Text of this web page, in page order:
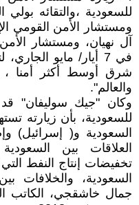
للسعودية ،والتقائه
ومستشار الأمن القومي
آل نهيان، ومستشار
في 7 أيار/ مايو
شرق أوسط أكثر أمنا ،
والعالم".
وكان "جيك سوليفان"
للسعودية، بأن زيارته
السعودية و(
العلاقات بين
تخفيضات إنتاج النفط
السعودية، والخلافات
جمال خاشقجي،